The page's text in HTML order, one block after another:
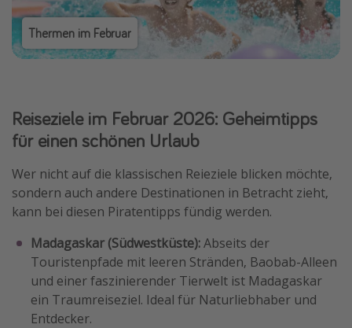
Thermen im Februar
Reiseziele im Februar 2026: Geheimtipps
für einen schönen Urlaub
Wer nicht auf die klassischen Reieziele blicken möchte,
sondern auch andere Destinationen in Betracht zieht,
kann bei diesen Piratentipps fündig werden.
Madagaskar (Südwestküste):Abseits der
Touristenpfade mit leeren Stränden, Baobab-Alleen
und einer faszinierender Tierwelt ist Madagaskar
ein Traumreiseziel. Ideal für Naturliebhaber und
Entdecker.